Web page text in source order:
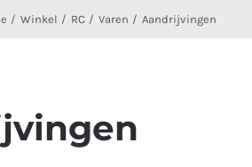
Winkel RC Varen Aandrijvingen